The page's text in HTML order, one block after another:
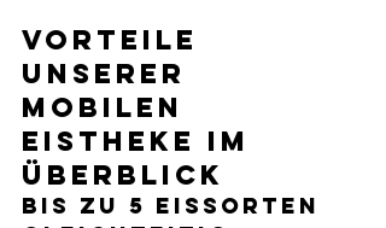
Vorteile
unserer
mobilen
Eistheke im
Überblick
Bis zu 5 Eissorten